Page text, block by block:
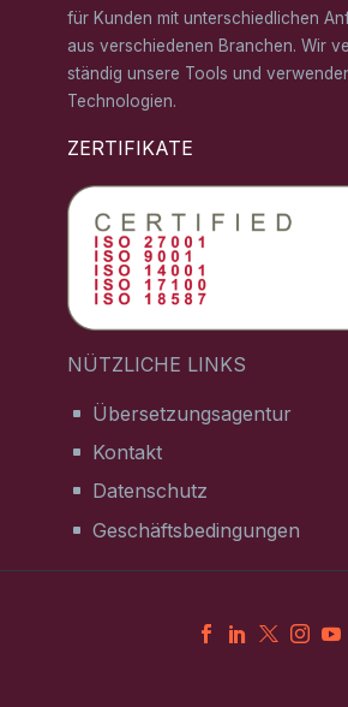
für Kunden mit unterschiedlichen
aus verschiedenen Branchen. Wir
ständig unsere Tools und
Technologien.
ZERTIFIKATE
NÜTZLICHE LINKS
Übersetzungsagentur
Kontakt
Datenschutz
Geschäftsbedingungen